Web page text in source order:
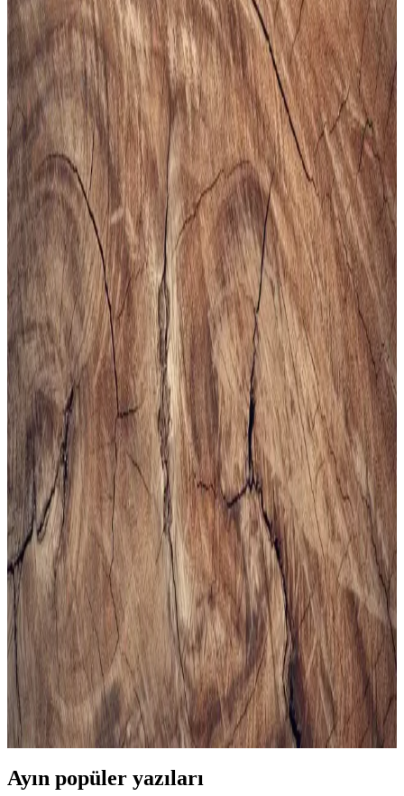
Slazenger MAROON I Büyük Beden Erkek Spor
Ayakkabı Dayanıklılık ve Şıklık Sunar
Slazenger MAROON I büyük beden erkek sneaker, şık tasarımı ve
dayanıklı malzemeleriyle günlük kullanım ve hafif aktiviteler için
ideal, rahat ve uzun ömürlü bir spor ayakkabısıdır.
Erkekler İçin Fonksiyonel ve Kompakt Sling ve
Çapraz Çanta Modelleri ve Seçim Kriterleri
Erkekler için telefon, cüzdan ve eşyaları rahat taşıyan fonksiyonel
sling ve çapraz çantalar, farklı markalar ve modellerle kullanım
kolaylığı sunuyor. Seçim kriterleri detaylıca inceleniyor.
Altınyılz<dı>z Classics Erkek Lacivert Rugan
Kemer İnceleme ve Detaylar
Altınyılz<dı>z Classics'in lacivert rugan erkek kemeri, şık tasarımı
ve yüksek kaliteli yüzeyiyle öne çıkar. Parlak yüzeyi ve modern
görünümüyle resmi ve özel günlerde tercih edilir, dikkat çekici bir
aksesuar sunar.
Bej Erkek Spor Ayakkabıları: Şıklık ve Konforun
Bir Arada Sunulduğu Modeller
Bej erkek spor ayakkabıları, şıklık ve rahatlığı bir arada sunar. Çok
yönlü kullanımı ve trend modelleriyle gardırobunuza şıklık katın,
konforlu ve şık tercihleri keşfedin.
Erkekler İçin Uygun Spor Çantası Seçimi ve
Trendler Hakkında Kapsamlı Rehber
Erkek spor çantası seçerken kapasite, malzeme, konfor ve tasarım
gibi önemli faktörlere dikkat edin. Güncel modeller ve markalarla
tarzınızı ve fonksiyonelliği bir arada yakalayın.
Erkek Siyah Spor Gömlekleri ile Şıklık ve Rahatlığı
Bir Arada Yakalayın
Modern erkekler için tasarlanan siyah spor gömlekler, rahatlık ve
şıklığı bir arada sunar. Çok yönlü modelleri ve kombin önerileriyle
stilinizi güçlendirin.
Ayın popüler yazıları